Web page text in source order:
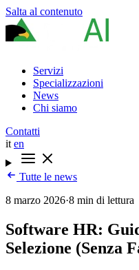
Salta al contenuto
Servizi
Specializzazioni
News
Chi siamo
Contatti
it en
Tutte le news
8 marzo 2026·8 min di lettura
Software HR:
Selezione (Senza